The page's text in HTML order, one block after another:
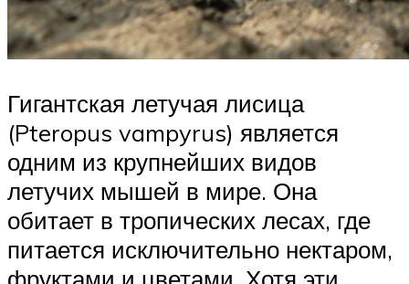
Гигантская летучая лисица
(Pteropus vampyrus) является
одним из крупнейших видов
летучих мышей в мире. Она
обитает в тропических лесах, где
питается исключительно нектаром,